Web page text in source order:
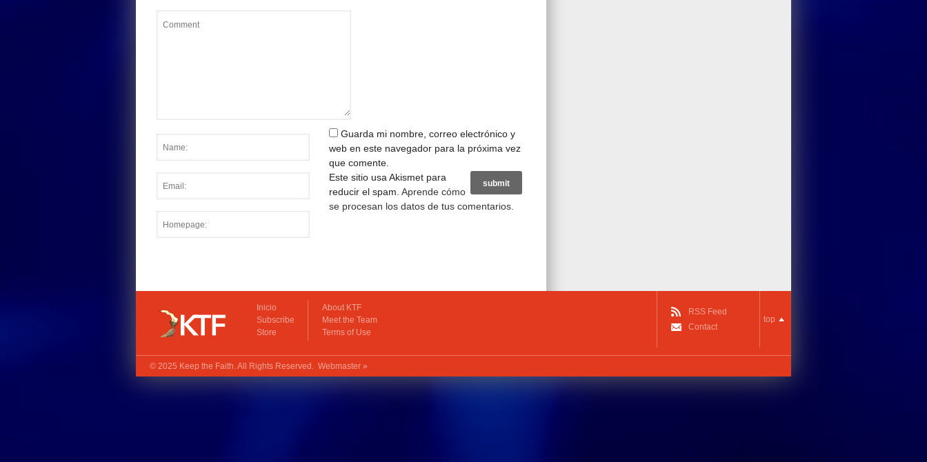
Guarda mi nombre, correo electrónico y
web en este navegador para la próxima vez
que comente.
Este sitio usa Akismet para
reducir el spam. Aprende cómo
se procesan los datos de tus comentarios
Inicio
Subscribe
Store
About KTF
Meet the Team
Terms of Use
RSS Feed
Contact
top
© 2025 Keep the Faith. All Rights Reserved. Webmaster »